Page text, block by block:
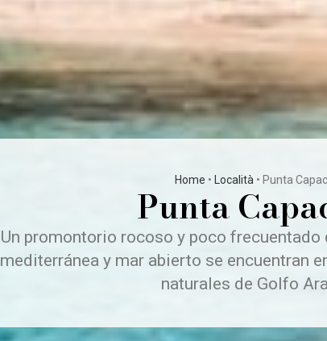
Home • Località • Punta
Punta
Un promontorio rocoso y poco frecuentado
mediterránea y mar abierto se encuentran
naturales de Golfo